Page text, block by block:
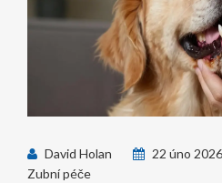
David Holan 22 úno 2026
Zubní péče